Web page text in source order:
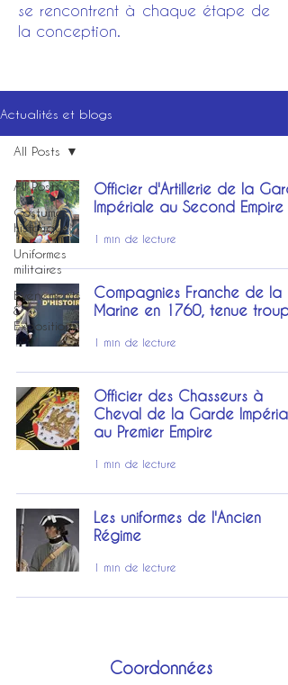
se rencontrent à chaque étape de
la conception.
Actualités et blogs
All Posts
Costumes
historique
Uniformes
militaires
Événements
&
Expositions
All Posts
Officier d'Artillerie de la
Impériale au Second Empire
1 min de lecture
Compagnies Franche de la
Marine en 1760, tenue
1 min de lecture
Officier des Chasseurs à
Cheval de la Garde
au Premier Empire
1 min de lecture
Les uniformes de l'Ancien
Régime
1 min de lecture
Coordonnées